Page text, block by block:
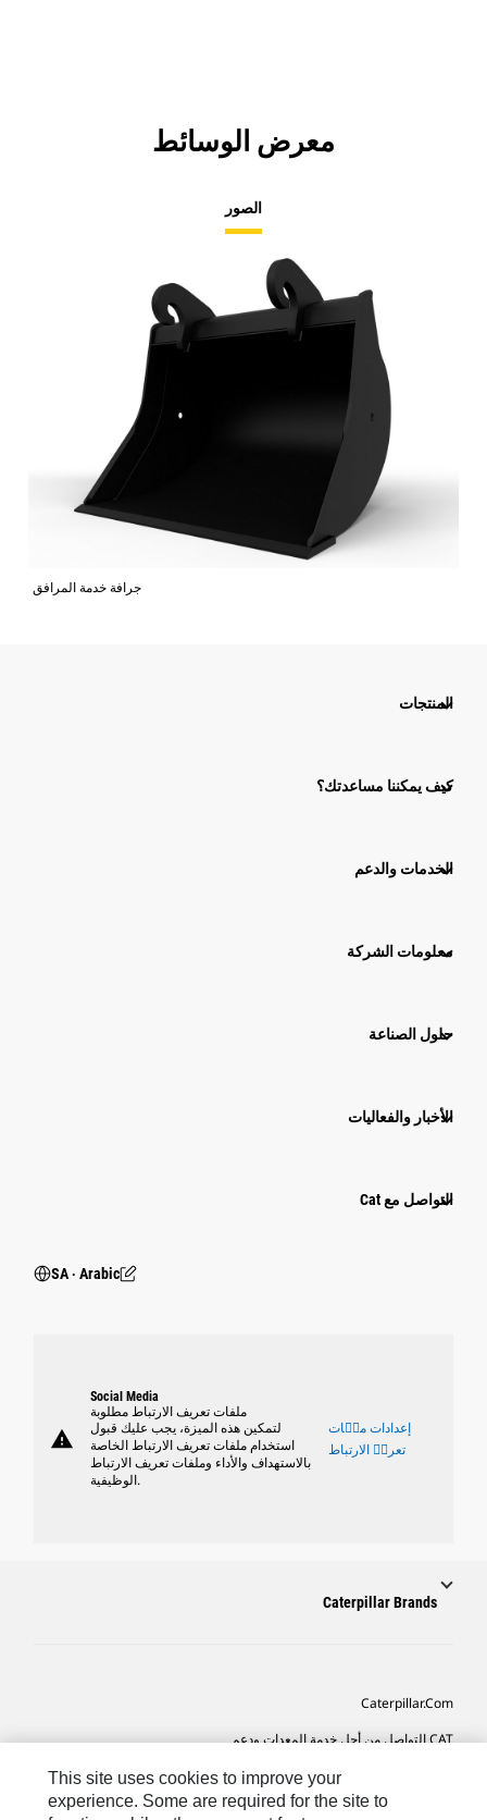
معرض الوسائط
الصور
جرافة خدمة المرافق
المنتجات
كيف يمكننا مساعدتك؟
الخدمات والدعم
معلومات الشركة
حلول الصناعة
الأخبار والفعاليات
التواصل مع Cat
SA ‧ Arabic
warning
Social Media
ملفات تعريف الارتباط مطلوبة
لتمكين هذه الميزة، يجب عليك قبول
استخدام ملفات تعريف الارتباط الخاصة
بالاستهداف والأداء وملفات تعريف الارتباط
الوظيفية.
إعدادات ملٝات
تعريٝ الارتباط
Caterpillar Brands
Caterpillar.com
CAT التواصل من أجل خدمة المعدات ودعم
تفضيلات التسويق الخاصة بي
خريطة الموقع
This site uses cookies to improve your
experience. Some are required for the site to